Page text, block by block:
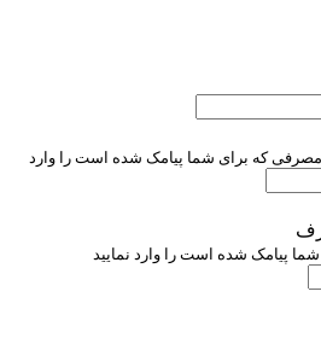
مصرفی که برای شما پیامک شده است را وارد
شما پیامک شده است را وارد نمایید